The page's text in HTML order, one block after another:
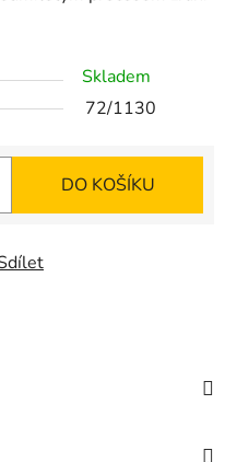
Skladem
72/1130
DO KOŠÍKU